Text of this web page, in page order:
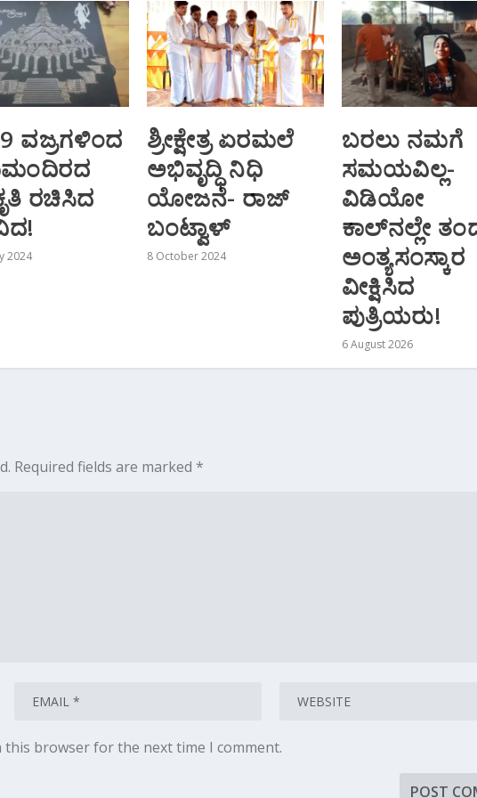
ವಜ್ರಗಳಿಂದ
ರಚಿಸಿದ
2024
ಶ್ರೀಕ್ಷೇತ್ರ ಏರಮಲೆ
ಅಭಿವೃದ್ಧಿ ನಿಧಿ
ಯೋಜನೆ- ರಾಜ್
ಬಂಟ್ವಾಳ್
8 October 2024
ಬರಲು ನಮಗೆ
ಸಮಯವಿಲ್ಲ-
ವಿಡಿಯೋ
ಕಾಲ್‌ನಲ್ಲೇ
ಅಂತ್ಯಸಂಸ್ಕಾರ
ವೀಕ್ಷಿಸಿದ
ಪುತ್ರಿಯರು!
6 August 2026
Required fields are marked *
this browser for the next time I comment.